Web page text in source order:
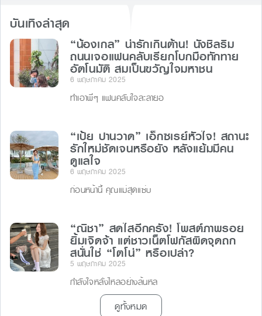
บันเทิงล่าสุด
“น้องเกล” น่ารักเกินต้าน! นั่งชิลริม
ถนนเจอแฟนคลับเรียกโบกมือทักทาย
อัตโนมัติ สมเป็นขวัญใจมหาชน
6 พฤษภาคม 2025
ทำเอาพี่ๆ แฟนคลับใจละลายอ
“เป้ย ปานวาด” เอ็กซเรย์หัวใจ! สถานะ
รักใหม่ชัดเจนหรือยัง หลังแย้มมีคน
ดูแลใจ
6 พฤษภาคม 2025
ก่อนหน้านี้ คุณแม่สุดแซ่บ
“ณิชา” สดใสอีกครั้ง! โพสต์ภาพรอย
ยิ้มเจิดจ้า แต่ชาวเน็ตโฟกัสผิดจุดถก
สนั่นใช่ “โตโน่” หรือเปล่า?
5 พฤษภาคม 2025
กำลังใจหลั่งไหลอย่างล้นหล
ดูทั้งหมด